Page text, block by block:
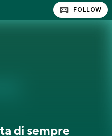
FOLLOW
di sempre